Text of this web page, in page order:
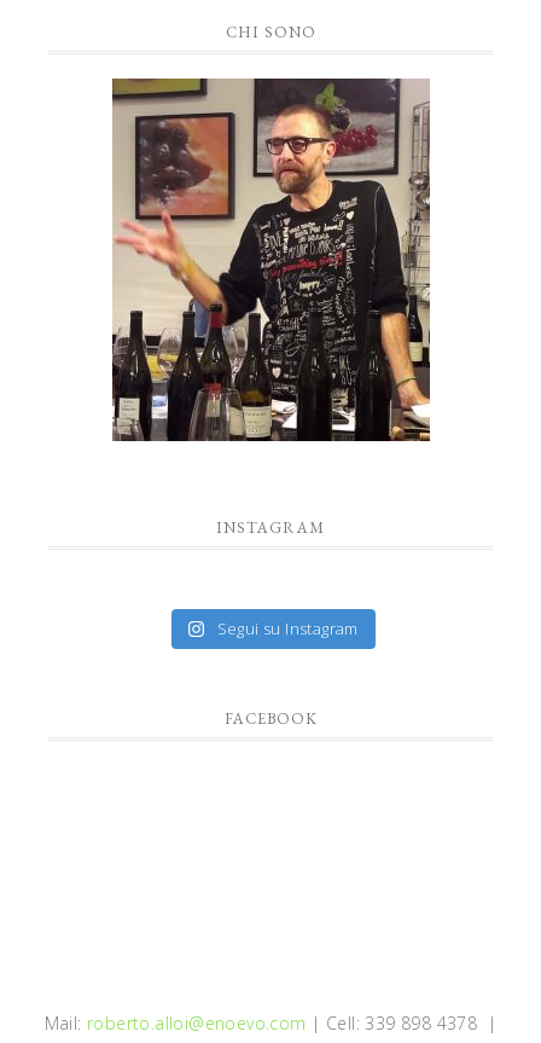
CHI SONO
INSTAGRAM
Segui su Instagram
FACEBOOK
Mail: roberto.alloi@enoevo.com | Cell: 339 898 4378 |